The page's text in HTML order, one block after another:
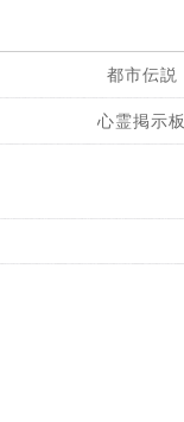
都市伝説
心霊掲示板